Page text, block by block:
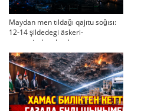
Maydan men tıldağı qajıtu soğısı:
12-14 şildedegi äskeri-
strategiyalıq ahual